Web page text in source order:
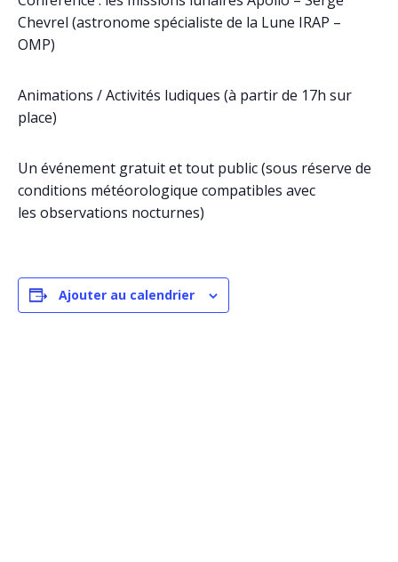
Chevrel (astronome spécialiste de la Lune IRAP –
OMP)
Animations / Activités ludiques (à partir de 17h sur
place)
Un événement gratuit et tout public (sous réserve de
conditions météorologique compatibles avec
les observations nocturnes)
Ajouter au calendrier